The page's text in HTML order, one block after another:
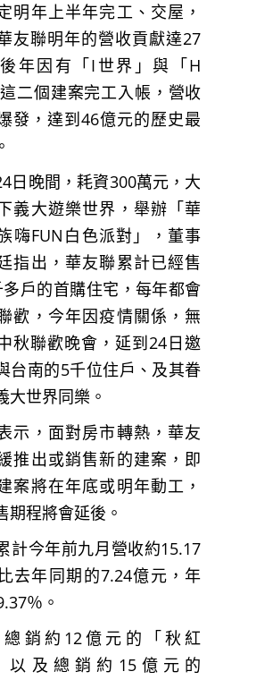
明年上半年完工、交屋，
友聯明年的營收貢獻達27
年因有「I世界」與「H
二個建案完工入帳，營收
發，達到46億元的歷史最
日晚間，耗資300萬元，大
義大遊樂世界，舉辦「華
嗨FUN白色派對」，董事
指出，華友聯累計已經售
戶的首購住宅，每年都會
歡，今年因疫情關係，無
秋聯歡晚會，延到24日邀
台南的5千位住戶、及其眷
大世界同樂。
示，面對房市轉熱，華友
推出或銷售新的建案，即
案將在年底或明年動工，
期程將會延後。
計今年前九月營收約15.17
去年同期的7.24億元，年
％。
銷約12億元的「秋紅
以及總銷約15億元的